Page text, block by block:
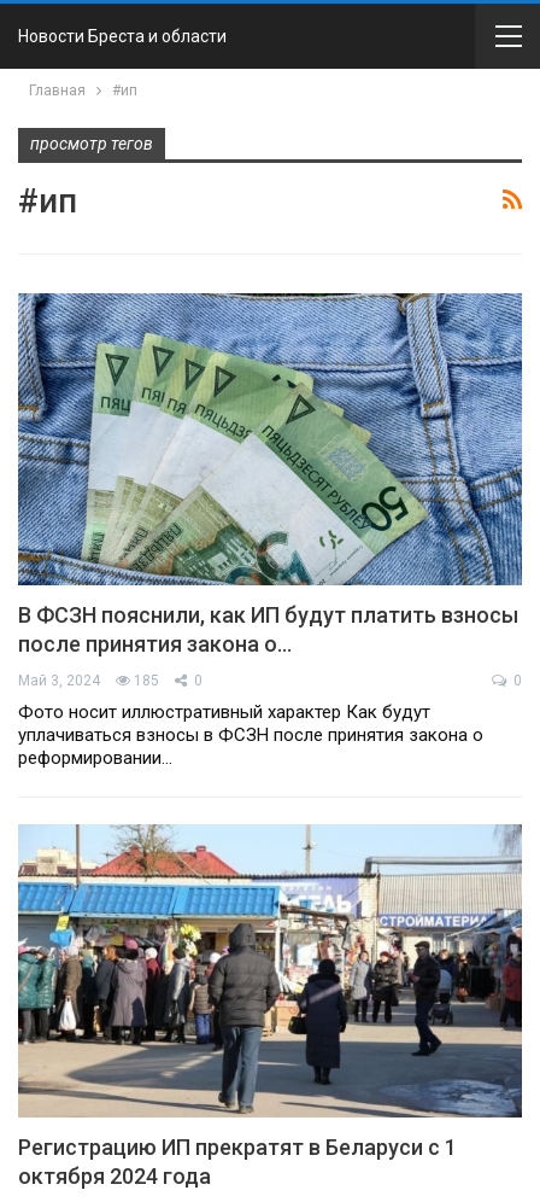
Новости Бреста и области
Главная #ип
просмотр тегов
#ип
В ФСЗН пояснили, как ИП будут платить взносы
после принятия закона о…
Май 3, 2024 185 0 0
Фото носит иллюстративный характер Как будут
уплачиваться взносы в ФСЗН после принятия закона о
реформировании…
Регистрацию ИП прекратят в Беларуси с 1
октября 2024 года